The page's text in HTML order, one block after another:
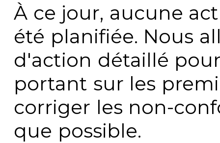
À ce jour, aucune
été planifiée. Nous
d'action détaillé
portant sur les
corriger les non-
que possible.